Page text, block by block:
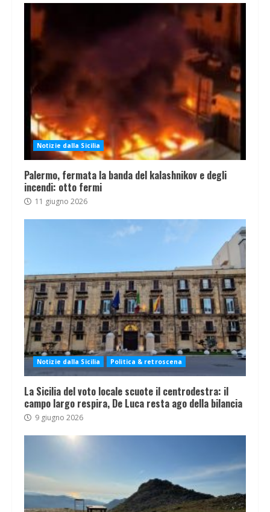
Notizie dalla Sicilia
Palermo, fermata la banda del kalashnikov e degli
incendi: otto fermi
11 giugno 2026
Notizie dalla Sicilia Politica & retroscena
La Sicilia del voto locale scuote il centrodestra: il
campo largo respira, De Luca resta ago della bilancia
9 giugno 2026